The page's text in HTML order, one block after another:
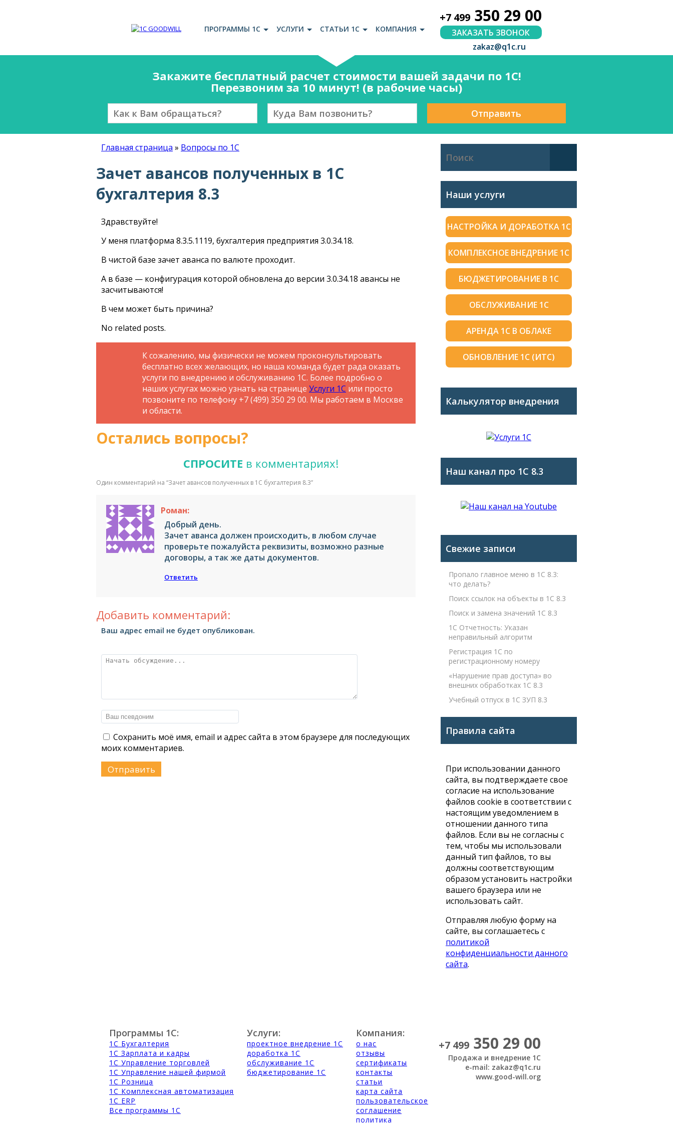
ПРОГРАММЫ 1С УСЛУГИ СТАТЬИ 1С КОМПАНИЯ
+7 499 350 29 00
ЗАКАЗАТЬ ЗВОНОК
zakaz@q1c.ru
Закажите бесплатный расчет стоимости вашей задачи по 1С!
Перезвоним за 10 минут! (в рабочие часы)
Отправить
Главная страница » Вопросы по 1С
Зачет авансов полученных в 1С
бухгалтерия 8.3
Здравствуйте!
У меня платформа 8.3.5.1119, бухгалтерия предприятия 3.0.34.18.
В чистой базе зачет аванса по валюте проходит.
А в базе — конфигурация которой обновлена до версии 3.0.34.18 авансы не
засчитываются!
В чем может быть причина?
No related posts.
К сожалению, мы физически не можем проконсультировать
бесплатно всех желающих, но наша команда будет рада оказать
услуги по внедрению и обслуживанию 1С. Более подробно о
наших услугах можно узнать на странице Услуги 1С или просто
позвоните по телефону +7 (499) 350 29 00. Мы работаем в Москве
и области.
Остались вопросы?
СПРОСИТЕ в комментариях!
Один комментарий на “Зачет авансов полученных в 1С бухгалтерия 8.3”
Роман:
Добрый день.
Зачет аванса должен происходить, в любом случае
проверьте пожалуйста реквизиты, возможно разные
договоры, а так же даты документов.
Ответить
Добавить комментарий:
Ваш адрес email не будет опубликован.
Сохранить моё имя, email и адрес сайта в этом браузере для последующих
моих комментариев.
Наши услуги
НАСТРОЙКА И ДОРАБОТКА 1С
КОМПЛЕКСНОЕ ВНЕДРЕНИЕ 1С
БЮДЖЕТИРОВАНИЕ В 1С
ОБСЛУЖИВАНИЕ 1С
АРЕНДА 1С В ОБЛАКЕ
ОБНОВЛЕНИЕ 1С (ИТС)
Калькулятор внедрения
Наш канал про 1С 8.3
Свежие записи
Пропало главное меню в 1С 8.3:
что делать?
Поиск ссылок на объекты в 1С 8.3
Поиск и замена значений 1С 8.3
1С Отчетность: Указан
неправильный алгоритм
Регистрация 1С по
регистрационному номеру
«Нарушение прав доступа» во
внешних обработках 1С 8.3
Учебный отпуск в 1С ЗУП 8.3
Правила сайта
При использовании данного
сайта, вы подтверждаете свое
согласие на использование
файлов cookie в соответствии с
настоящим уведомлением в
отношении данного типа
файлов. Если вы не согласны с
тем, чтобы мы использовали
данный тип файлов, то вы
должны соответствующим
образом установить настройки
вашего браузера или не
использовать сайт.
Отправляя любую форму на
сайте, вы соглашаетесь с
политикой
конфиденциальности данного
сайта.
Программы 1С:
1С Бухгалтерия
1С Зарплата и кадры
1С Управление торговлей
1С Управление нашей фирмой
1С Розница
1С Комплексная автоматизация
1С ERP
Все программы 1С
Услуги:
проектное внедрение 1С
доработка 1С
обслуживание 1С
бюджетирование 1С
Компания:
о нас
отзывы
сертификаты
контакты
статьи
карта сайта
пользовательское
соглашение
политика
+7 499 350 29 00
Продажа и внедрение 1С
e-mail: zakaz@q1c.ru
www.good-will.org